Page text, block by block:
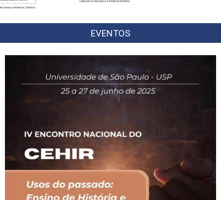
EVENTOS